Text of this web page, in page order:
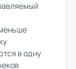
в одну